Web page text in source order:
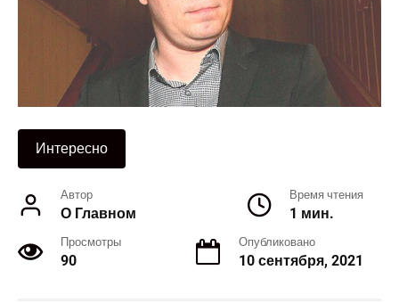
Интересно
Автор
О Главном
Время чтения
1 мин.
Просмотры
90
Опубликовано
10 сентября, 2021